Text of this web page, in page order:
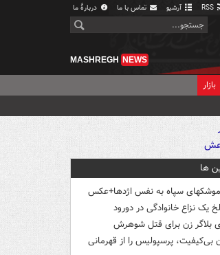
آرشیو تماس با ما دربارهٔ ما
MASHREGH NEWS
بازار
ها
سپاه به نفس اژدها+عکس
یک نزاع خانوادگی در دورود
بلاگر زن برای قتل شوهرش
بی‌کیفیت، پرسپولیس را از قهرمانی